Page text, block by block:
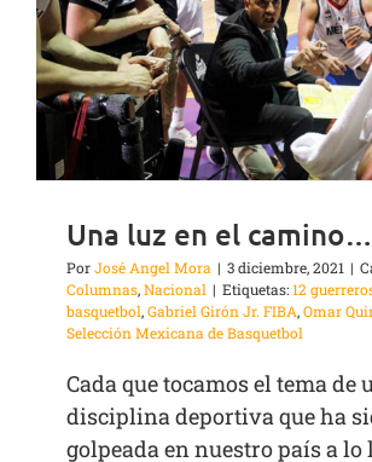
Una luz en el camino…
PorJosé Angel Mora | 3 diciembre, 2021 |
Columnas,Nacional | Etiquetas:12
basquetbol,Gabriel Girón Jr. FIBA,Omar
Selección Mexicana de Basquetbol
Cada que tocamos el tema de
disciplina deportiva que ha
golpeada en nuestro país a lo